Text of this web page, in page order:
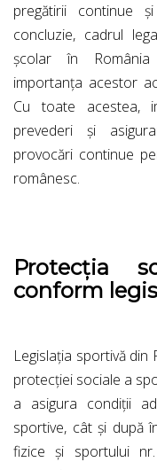
pregătirii continue
concluzie, cadrul
școlar în România
importanța acestor
Cu toate acestea,
prevederi și
provocări continue
românesc.
Protecția
conform
Legislația sportivă
protecției sociale a
a asigura condiții
sportive, cât și după
fizice și sportului